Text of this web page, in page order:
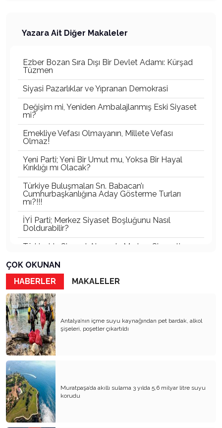
Yazara Ait Diğer Makaleler
Ezber Bozan Sıra Dışı Bir Devlet Adamı: Kürşad
Tüzmen
Siyasi Pazarlıklar ve Yıpranan Demokrasi
Değişim mi, Yeniden Ambalajlanmış Eski Siyaset
mi?
Emekliye Vefası Olmayanın, Millete Vefası
Olmaz!
Yeni Parti; Yeni Bir Umut mu, Yoksa Bir Hayal
Kırıklığı mı Olacak?
Türkiye Buluşmaları Sn. Babacan’ı
Cumhurbaşkanlığına Aday Gösterme Turları
mı?!!!
İYİ Parti; Merkez Siyaset Boşluğunu Nasıl
Doldurabilir?
Türkiye’de Siyaset Alanında Merkez Siyaseti
Türkiye’nin En Büyük Partisi Belli Oldu!
Antalya Gerçekten Lider Çıkaramıyor mu, Yoksa
Çıkan Liderler Ulusal Ölçekte Görünür Olamıyor
mu?
Çağın Vebası: Uyuşturucu ve Sanal Kumar
Siyasetle İlgilenmiyorum! (Je ne me intéresse
pas a la politique)
Kirli Siyasetçinin Korktuğu Üç Şey: Siyasi Ahlak
Yasası, İmar Rantının Denetlenmesi ve Şeffaflık
Liyakatin Olmadığı Yerde Sadakat Ödüllendirilir :
Nepotizm
Siyaset Mahkeme Kapılarına Düşerse Ölür!
ÇOK OKUNAN
HABERLER
MAKALELER
Antalya’nın içme suyu kaynağından pet bardak, alkol
şişeleri, poşetler çıkartıldı
Muratpaşa’da akıllı sulama 3 yılda 5,6 milyar litre suyu
korudu